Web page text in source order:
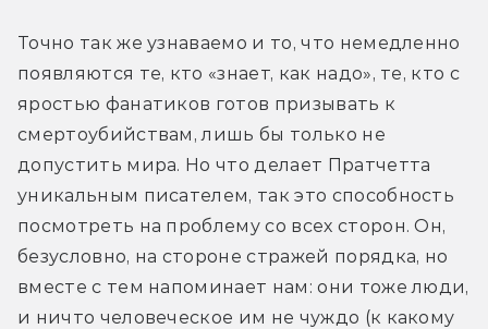
Точно так же узнаваемо и то, что немедленно
появляются те, кто «знает, как надо», те, кто с
яростью фанатиков готов призывать к
смертоубийствам, лишь бы только не
допустить мира. Но что делает Пратчетта
уникальным писателем, так это способность
посмотреть на проблему со всех сторон. Он,
безусловно, на стороне стражей порядка, но
вместе с тем напоминает нам: они тоже люди,
и ничто человеческое им не чуждо (к какому